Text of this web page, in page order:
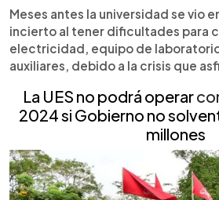
Meses antes la universidad se vio
incierto al tener dificultades para
electricidad, equipo de
auxiliares, debido a la crisis que
La UES no podrá operar
2024 si Gobierno no
millones